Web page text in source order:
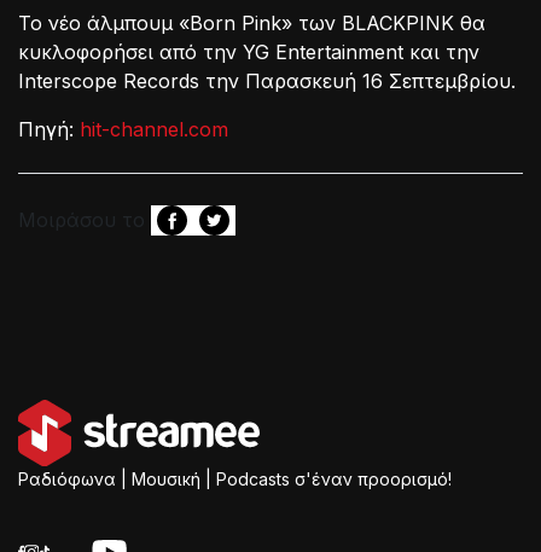
Το νέο άλμπουμ «Born Pink» των BLACKPINK θα
κυκλοφορήσει από την YG Entertainment και την
Interscope Records την Παρασκευή 16 Σεπτεμβρίου.
Πηγή: hit-channel.com
Μοιράσου το
Ραδιόφωνα | Μουσική | Podcasts σ'έναν προορισμό!